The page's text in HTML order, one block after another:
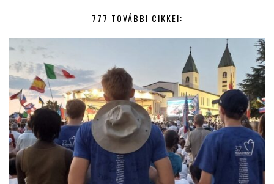
777 TOVÁBBI CIKKEI: